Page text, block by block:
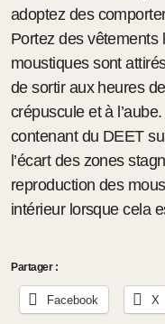
adoptez des
Portez des vêtements
moustiques sont
de sortir aux heures
crépuscule et à
contenant du DEET
l’écart des zones
reproduction des
intérieur lorsque cela
Partager :
Facebook X